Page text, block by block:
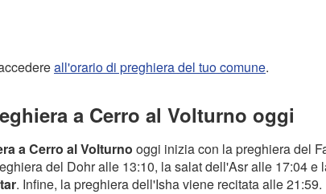
all'orario di preghiera del tuo comune.
a Cerro al Volturno oggi
a Cerro al Volturno oggi inizia con la preghiera del
del Dohr alle 13:10, la salat dell'Asr alle 17:04
. Infine, la preghiera dell'Isha viene recitata alle 21:59.